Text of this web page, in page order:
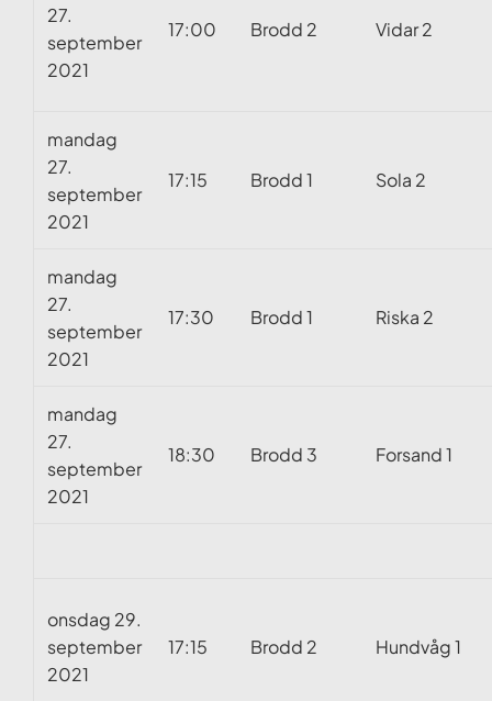
27.
september
2021
17:00 Brodd 2 Vidar 2
mandag
27.
september
2021
17:15 Brodd 1 Sola 2
mandag
27.
september
2021
17:30 Brodd 1 Riska 2
mandag
27.
september
2021
18:30 Brodd 3 Forsand 1
onsdag 29.
september
2021
17:15 Brodd 2 Hundvåg 1